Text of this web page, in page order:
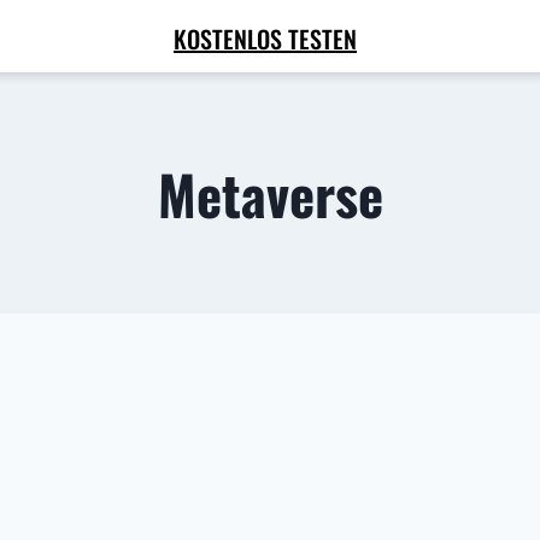
KOSTENLOS TESTEN
Metaverse